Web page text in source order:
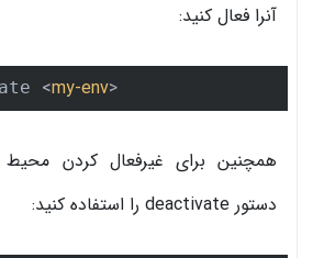
آنرا فعال کنید:
<my-env>
همچنین برای غیرفعال کردن محیط
دستور deactivate را استفاده کنید: